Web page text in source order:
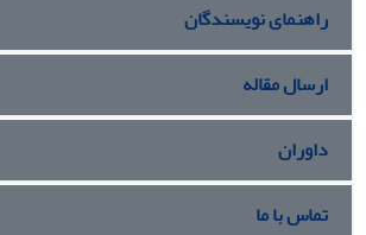
راهنمای نویسندگان
ارسال مقاله
داوران
تماس با ما